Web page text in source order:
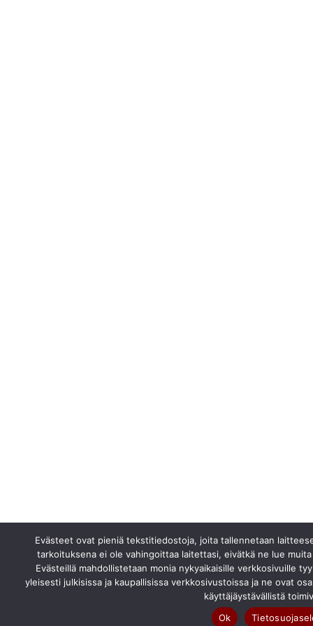
Evästeet ovat pieniä tekstitiedostoja, joita tallennetaan
tarkoituksena ei ole vahingoittaa laitettasi, eivätkä ne lue
Evästeillä mahdollistetaan monia nykyaikaisille verkkosivuille
yleisesti julkisissa ja kaupallisissa verkkosivustoissa ja ne ovat
käyttäjäystävällistä
Ok